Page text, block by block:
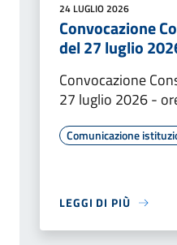
24 LUGLIO 2026
Convocazione
del 27 luglio
Convocazione
27 luglio 2026 -
Comunicazione
LEGGI DI PIÙ